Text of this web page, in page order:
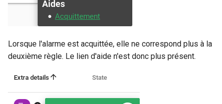
Lorsque l'alarme est acquittée, elle ne correspond plus à la
deuxième règle. Le lien d'aide n'est donc plus présent.